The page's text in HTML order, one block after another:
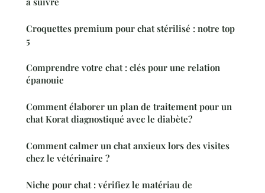
Croquettes premium pour chat stérilisé : notre top
5
Comprendre votre chat : clés pour une relation
épanouie
Comment élaborer un plan de traitement pour un
chat Korat diagnostiqué avec le diabète?
Comment calmer un chat anxieux lors des visites
chez le vétérinaire ?
Niche pour chat : vérifiez le matériau de